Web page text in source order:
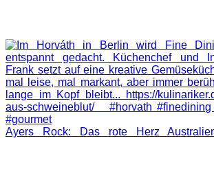
Ayers Rock: Das rote Herz